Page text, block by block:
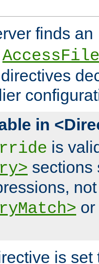
finds an
in
is
sections
or
is